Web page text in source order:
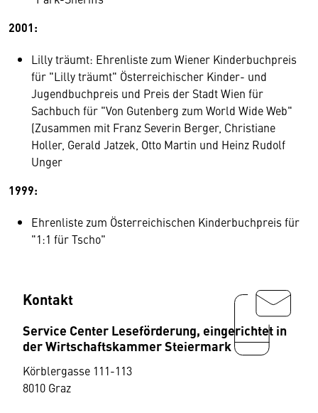
2001:
Lilly träumt: Ehrenliste zum Wiener Kinderbuchpreis
für "Lilly träumt" Österreichischer Kinder- und
Jugendbuchpreis und Preis der Stadt Wien für
Sachbuch für "Von Gutenberg zum World Wide Web"
(Zusammen mit Franz Severin Berger, Christiane
Holler, Gerald Jatzek, Otto Martin und Heinz Rudolf
Unger
1999:
Ehrenliste zum Österreichischen Kinderbuchpreis für
"1:1 für Tscho"
Kontakt
Service Center Leseförderung, eingerichtet in
der Wirtschaftskammer Steiermark
Körblergasse 111-113
8010 Graz